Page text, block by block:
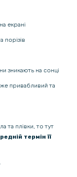
Ace 3V​ 5G на задню
для OnePlus Ace
екрані
порізів
зникають на сонці
привабливий та
та плівки, то тут
термін її